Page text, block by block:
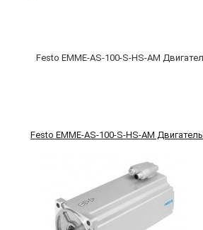
Festo EMME-AS-100-S-HS-AM Двигатель